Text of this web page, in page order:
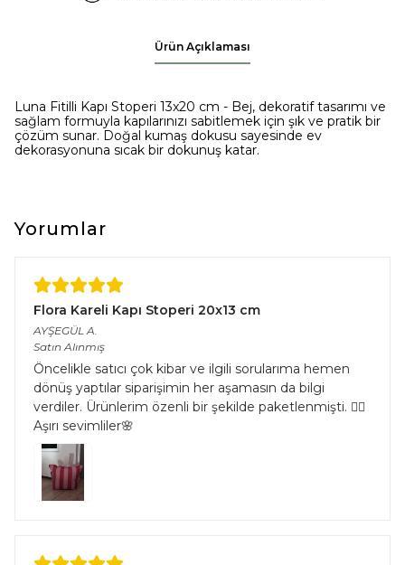
Ürün Açıklaması
Luna Fitilli Kapı Stoperi 13x20 cm - Bej, dekoratif tasarımı ve
sağlam formuyla kapılarınızı sabitlemek için şık ve pratik bir
çözüm sunar. Doğal kumaş dokusu sayesinde ev
dekorasyonuna sıcak bir dokunuş katar.
Yorumlar
Flora Kareli Kapı Stoperi 20x13 cm
AYŞEGÜL A.
Satın Alınmış
Öncelikle satıcı çok kibar ve ilgili sorularıma hemen
dönüş yaptılar siparişimin her aşamasın da bilgi
verdiler. Ürünlerim özenli bir şekilde paketlenmişti. 👌🏻
Aşırı sevimliler🌸